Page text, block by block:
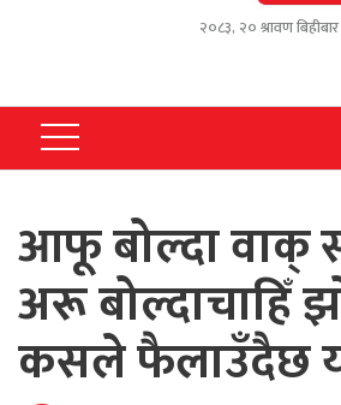
२०८३, २० श्रावण बिहीबार
आफू बोल्दा वाक्
अरू बोल्दाचाहिँ
कसले फैलाउँदैछ